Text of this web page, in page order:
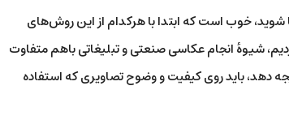
شوید، خوب است که ابتدا با هرکدام از این روش‌های
شیوهٔ انجام عکاسی صنعتی و تبلیغاتی باهم متفاوت
دهد، باید روی کیفیت و وضوح تصاویری که استفاده